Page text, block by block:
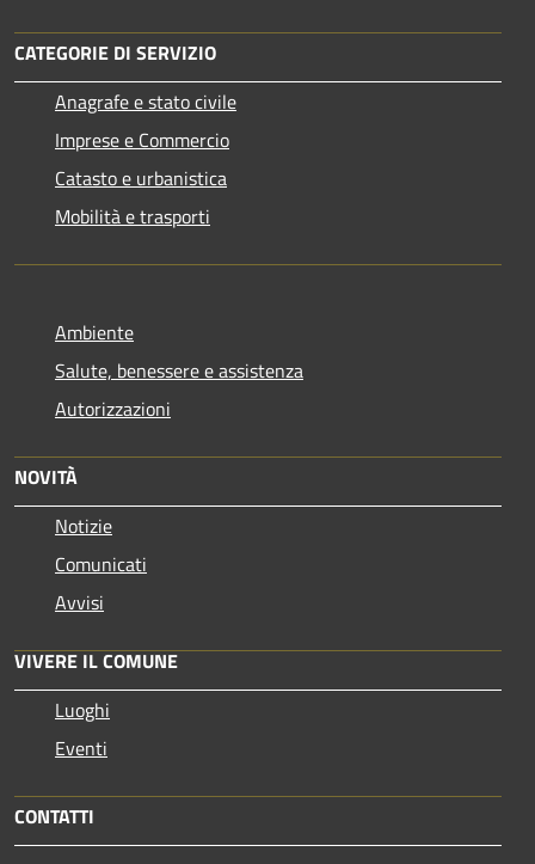
CATEGORIE DI SERVIZIO
Anagrafe e stato civile
Imprese e Commercio
Catasto e urbanistica
Mobilità e trasporti
Ambiente
Salute, benessere e assistenza
Autorizzazioni
NOVITÀ
Notizie
Comunicati
Avvisi
VIVERE IL COMUNE
Luoghi
Eventi
CONTATTI